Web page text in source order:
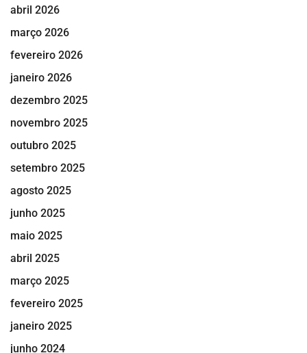
abril 2026
março 2026
fevereiro 2026
janeiro 2026
dezembro 2025
novembro 2025
outubro 2025
setembro 2025
agosto 2025
junho 2025
maio 2025
abril 2025
março 2025
fevereiro 2025
janeiro 2025
junho 2024